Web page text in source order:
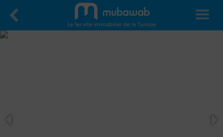
Le 1er site immobilier de la Tunisie